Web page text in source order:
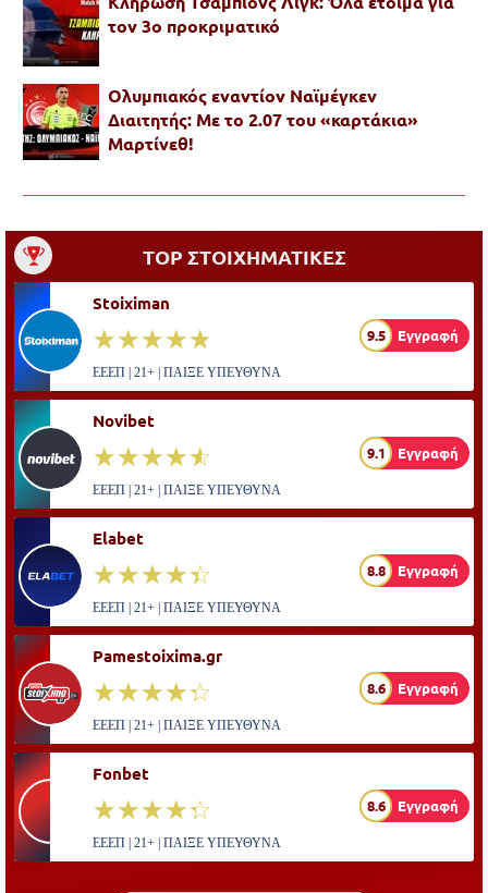
τον 3ο προκριματικό
Ολυμπιακός εναντίον Ναϊμέγκεν
Διαιτητής: Με το 2.07 του «καρτάκια»
Μαρτίνεθ!
TOP ΣΤΟΙΧΗΜΑΤΙΚΕΣ
Stoiximan
☆☆☆☆☆
★★★★★ 9.5 Εγγραφή
ΕΕΕΠ | 21+ | ΠΑΙΞΕ ΥΠΕΥΘΥΝΑ
Novibet
☆☆☆☆☆
★★★★★ 9.1 Εγγραφή
ΕΕΕΠ | 21+ | ΠΑΙΞΕ ΥΠΕΥΘΥΝΑ
Elabet
☆☆☆☆☆
★★★★★ 8.8 Εγγραφή
ΕΕΕΠ | 21+ | ΠΑΙΞΕ ΥΠΕΥΘΥΝΑ
Pamestoixima.gr
☆☆☆☆☆
★★★★★ 8.6 Εγγραφή
ΕΕΕΠ | 21+ | ΠΑΙΞΕ ΥΠΕΥΘΥΝΑ
Fonbet
☆☆☆☆☆
★★★★★ 8.6 Εγγραφή
ΕΕΕΠ | 21+ | ΠΑΙΞΕ ΥΠΕΥΘΥΝΑ